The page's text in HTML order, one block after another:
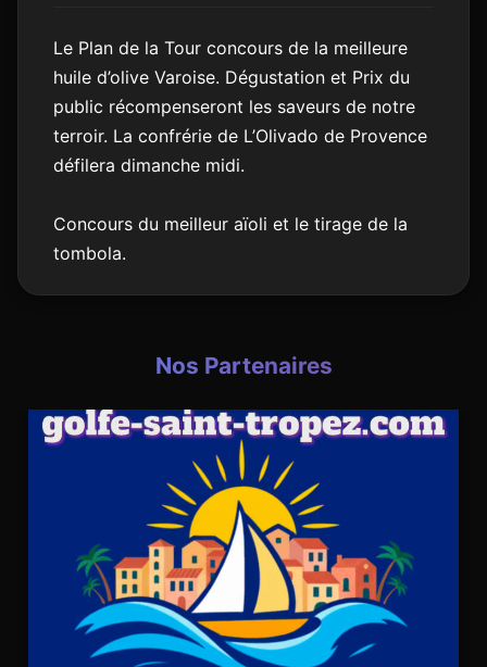
Le Plan de la Tour concours de la meilleure
huile d’olive Varoise. Dégustation et Prix du
public récompenseront les saveurs de notre
terroir. La confrérie de L’Olivado de Provence
défilera dimanche midi.
Concours du meilleur aïoli et le tirage de la
tombola.
Nos Partenaires